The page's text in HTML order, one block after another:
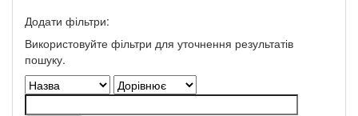
Додати фільтри:
Використовуйте фільтри для уточнення результатів
пошуку.